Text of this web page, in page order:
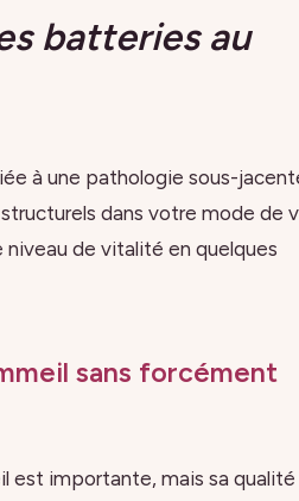
batteries au
à une pathologie sous-
dans votre mode de
de vitalité en quelques
sans forcément
est importante, mais sa qualité